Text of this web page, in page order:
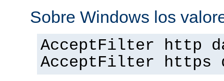
Sobre Windows los
AcceptFilter http
AcceptFilter https